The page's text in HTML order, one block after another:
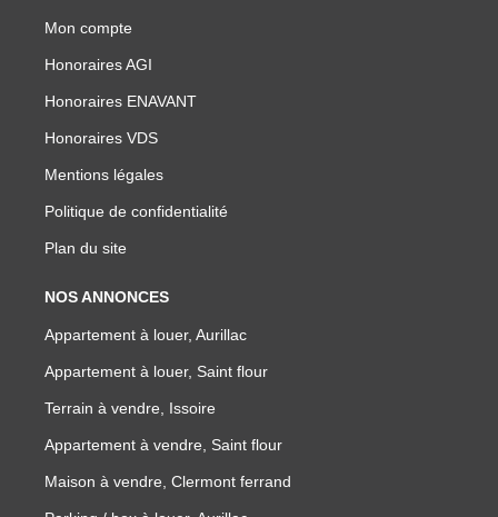
Mon compte
Honoraires AGI
Honoraires ENAVANT
Honoraires VDS
Mentions légales
Politique de confidentialité
Plan du site
NOS ANNONCES
Appartement à louer, Aurillac
Appartement à louer, Saint flour
Terrain à vendre, Issoire
Appartement à vendre, Saint flour
Maison à vendre, Clermont ferrand